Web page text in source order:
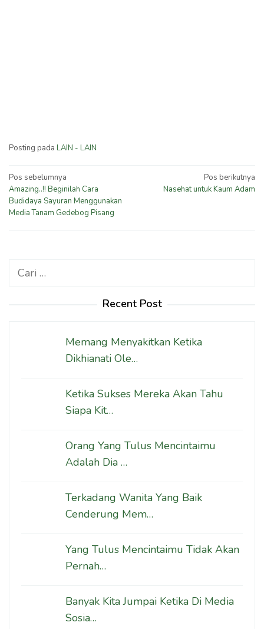
Posting pada LAIN - LAIN
Navigasi
pos
Pos sebelumnya
Amazing..!! Beginilah Cara
Budidaya Sayuran Menggunakan
Media Tanam Gedebog Pisang
Pos berikutnya
Nasehat untuk Kaum Adam
Cari
Recent Post
Memang Menyakitkan Ketika
Dikhianati Ole…
Ketika Sukses Mereka Akan Tahu
Siapa Kit…
Orang Yang Tulus Mencintaimu
Adalah Dia …
Terkadang Wanita Yang Baik
Cenderung Mem…
Yang Tulus Mencintaimu Tidak Akan
Pernah…
Banyak Kita Jumpai Ketika Di Media
Sosia…